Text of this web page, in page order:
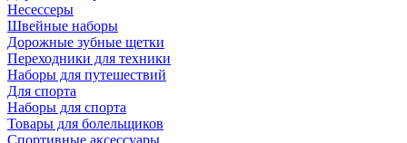
Несессеры
Швейные наборы
Дорожные зубные щетки
Переходники для техники
Наборы для путешествий
Для спорта
Наборы для спорта
Товары для болельщиков
Спортивные аксессуары